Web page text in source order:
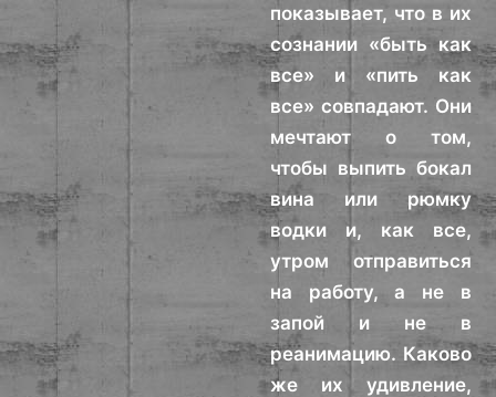
показывает, что в их
сознании «быть как
все» и «пить как
все» совпадают. Они
мечтают о том,
чтобы выпить бокал
вина или рюмку
водки и, как все,
утром отправиться
на работу, а не в
запой и не в
реанимацию. Каково
же их удивление,